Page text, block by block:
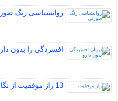
روانشناسی رنگ
افسردگی را بدون
13 راز موفقیت از نگاه جیم ران، فیلسوف کارآفرین